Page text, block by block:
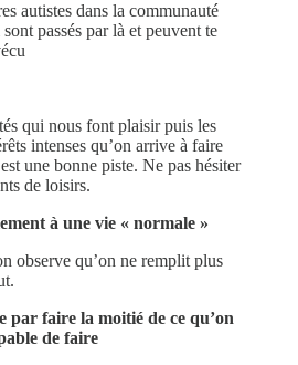
autistes dans la communauté
passés par là et peuvent te
qui nous font plaisir puis les
intenses qu’on arrive à faire
une bonne piste. Ne pas hésiter
de loisirs.
à une vie « normale »
observe qu’on ne remplit plus
par faire la moitié de ce qu’on
de faire